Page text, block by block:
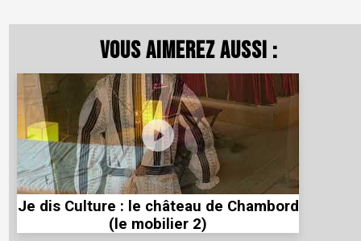
Vous aimerez aussi :
Je dis Culture : le château de Chambord
(le mobilier 2)